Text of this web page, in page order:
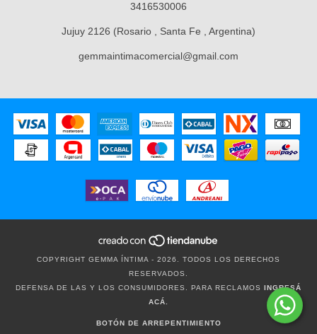
3416530006
Jujuy 2126 (Rosario , Santa Fe , Argentina)
gemmaintimacomercial@gmail.com
COPYRIGHT GEMMA ÍNTIMA - 2026. TODOS LOS DERECHOS
RESERVADOS.
DEFENSA DE LAS Y LOS CONSUMIDORES. PARA RECLAMOS INGRESÁ
ACÁ.
BOTÓN DE ARREPENTIMIENTO